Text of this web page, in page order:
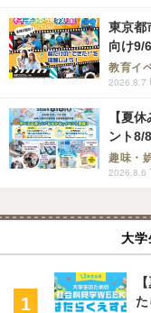
東京都
向け9/6
教育イ
2026.8.7
【夏
ント8/
趣味・
2026.8.6
大学